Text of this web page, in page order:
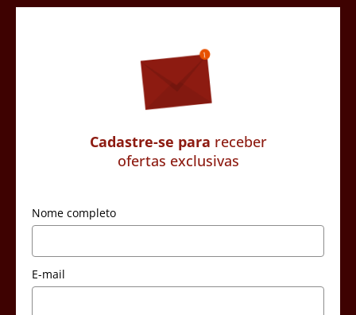
Cadastre-se para receber
ofertas exclusivas
Nome completo
E-mail